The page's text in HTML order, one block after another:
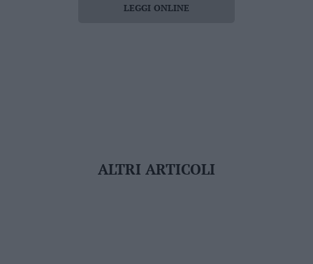
LEGGI ONLINE
ALTRI ARTICOLI